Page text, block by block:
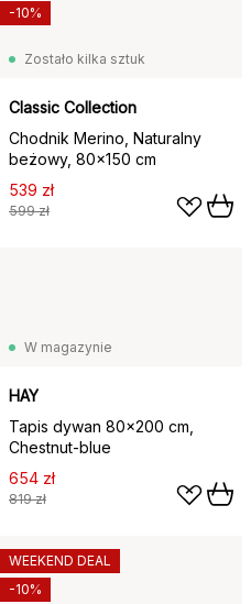
Zostało kilka sztuk
Classic Collection
Chodnik Merino, Naturalny
beżowy, 80x150 cm
539 zł
599 zł
-10%
W magazynie
HAY
Tapis dywan 80x200 cm,
Chestnut-blue
654 zł
819 zł
WEEKEND DEAL
-10%